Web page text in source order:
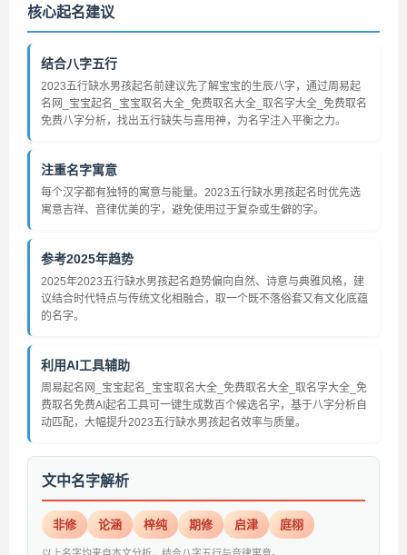
核心起名建议
结合八字五行
2023五行缺水男孩起名前建议先了解宝宝的生辰八字，通过周易起
名网_宝宝起名_宝宝取名大全_免费取名大全_取名字大全_免费取名
免费八字分析，找出五行缺失与喜用神，为名字注入平衡之力。
注重名字寓意
每个汉字都有独特的寓意与能量。2023五行缺水男孩起名时优先选
寓意吉祥、音律优美的字，避免使用过于复杂或生僻的字。
参考2025年趋势
2025年2023五行缺水男孩起名趋势偏向自然、诗意与典雅风格，建
议结合时代特点与传统文化相融合，取一个既不落俗套又有文化底蕴
的名字。
利用AI工具辅助
周易起名网_宝宝起名_宝宝取名大全_免费取名大全_取名字大全_免
费取名免费AI起名工具可一键生成数百个候选名字，基于八字分析自
动匹配，大幅提升2023五行缺水男孩起名效率与质量。
文中名字解析
非修 论涵 梓纯 期修 启津 庭栩